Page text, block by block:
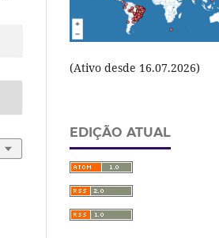
(Ativo desde 16.07.2026)
EDIÇÃO ATUAL